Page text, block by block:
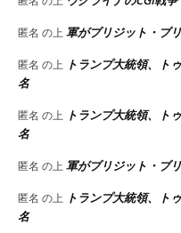
匿名 の上 軍がブリジット・ブ
匿名 の上 トランプ大統領、ト
名
匿名 の上 トランプ大統領、ト
名
匿名 の上 軍がブリジット・ブ
匿名 の上 トランプ大統領、ト
名